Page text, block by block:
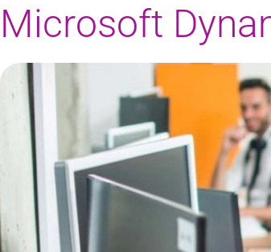
Microsoft